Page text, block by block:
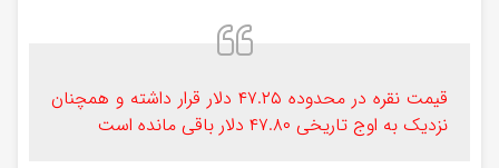
قیمت نقره در محدوده ۴۷.۲۵ دلار قرار داشته و همچنان
نزدیک به اوج تاریخی ۴۷.۸۰ دلار باقی مانده است